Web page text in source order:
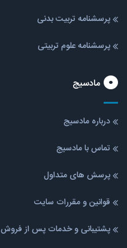
پرسشنامه تربیت بدنی
پرسشنامه علوم تربیتی
مادسیج
درباره مادسیج
تماس با مادسیج
پرسش های متداول
قوانین و مقررات سایت
پشتیبانی و خدمات پس از فروش